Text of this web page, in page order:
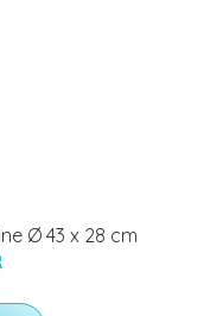
Ø 43 x 28 cm